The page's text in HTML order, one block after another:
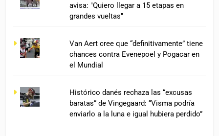
avisa: "Quiero llegar a 15 etapas en
grandes vueltas"
Van Aert cree que “definitivamente” tiene
chances contra Evenepoel y Pogacar en
el Mundial
Histórico danés rechaza las “excusas
baratas” de Vingegaard: “Visma podría
enviarlo a la luna e igual hubiera perdido”